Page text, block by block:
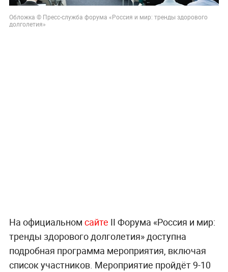
Обложка © Пресс-служба форума «Россия и мир: тренды здорового
долголетия»
На официальном сайте II Форума «Россия и мир:
тренды здорового долголетия» доступна
подробная программа мероприятия, включая
список участников. Мероприятие пройдёт 9-10